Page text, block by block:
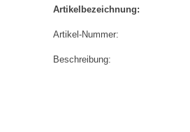
Artikelbezeichnung:
Artikel-Nummer:
Beschreibung: